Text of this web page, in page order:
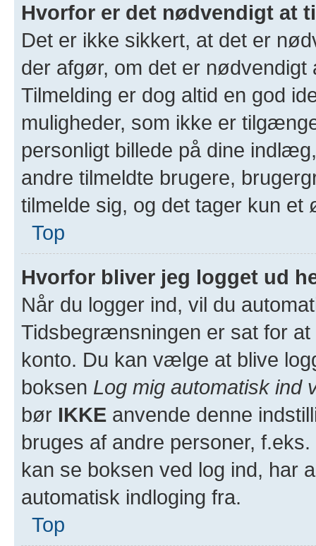
Hvorfor er det nødvendigt at
Det er ikke sikkert, at det er
der afgør, om det er
Tilmelding er dog altid en god
muligheder, som ikke er
personligt billede på dine
andre tilmeldte brugere,
tilmelde sig, og det tager kun et
Top
Hvorfor bliver jeg logget ud
Når du logger ind, vil du
Tidsbegrænsningen er sat for
konto. Du kan vælge at blive
boksen Log mig automatisk ind
bør IKKE anvende denne
bruges af andre personer,
kan se boksen ved log ind, har
automatisk indloging fra.
Top